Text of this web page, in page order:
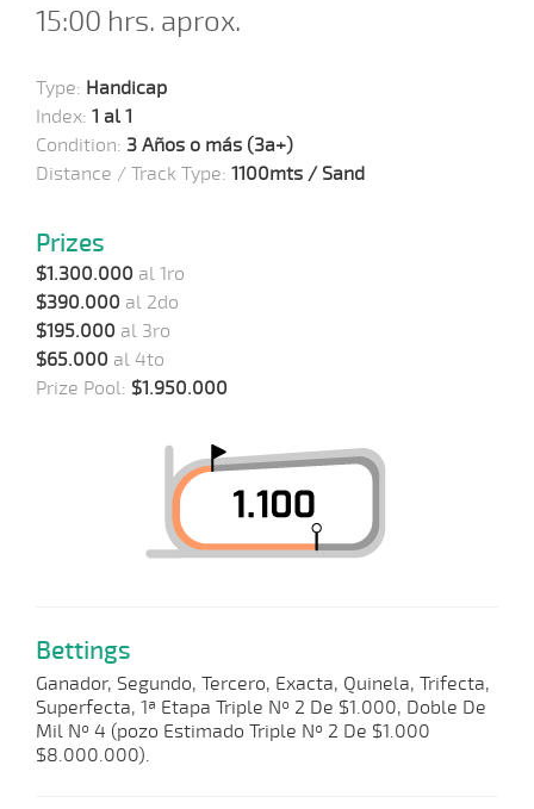
15:00 hrs. aprox.
Type: Handicap
Index: 1 al 1
Condition: 3 Años o más (3a+)
Distance / Track Type: 1100mts / Sand
Prizes
$1.300.000 al 1ro
$390.000 al 2do
$195.000 al 3ro
$65.000 al 4to
Prize Pool: $1.950.000
Bettings
Ganador, Segundo, Tercero, Exacta, Quinela, Trifecta,
Superfecta, 1ª Etapa Triple Nº 2 De $1.000, Doble De
Mil Nº 4 (pozo Estimado Triple Nº 2 De $1.000
$8.000.000).